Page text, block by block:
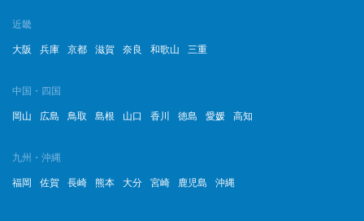
近畿
大阪 兵庫 京都 滋賀 奈良 和歌山 三重
中国・四国
岡山 広島 鳥取 島根 山口 香川 徳島 愛媛 高知
九州・沖縄
福岡 佐賀 長崎 熊本 大分 宮崎 鹿児島 沖縄